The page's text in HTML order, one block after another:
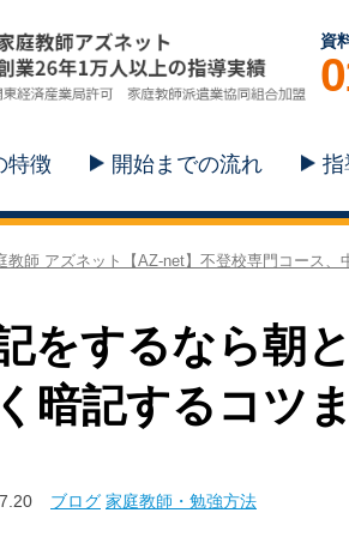
資
特徴 開始までの流れ 指
教師 アズネット【AZ-net】不登校専門コース、
をするなら朝
暗記するコツ
ブログ 家庭教師・勉強方法